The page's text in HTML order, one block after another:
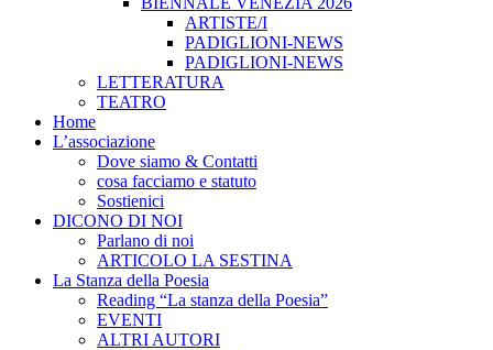
ARTISTE/I
PADIGLIONI-NEWS
PADIGLIONI-NEWS
LETTERATURA
TEATRO
Home
L’associazione
Dove siamo & Contatti
cosa facciamo e statuto
Sostienici
DICONO DI NOI
Parlano di noi
ARTICOLO LA SESTINA
La Stanza della Poesia
Reading “La stanza della Poesia”
EVENTI
ALTRI AUTORI